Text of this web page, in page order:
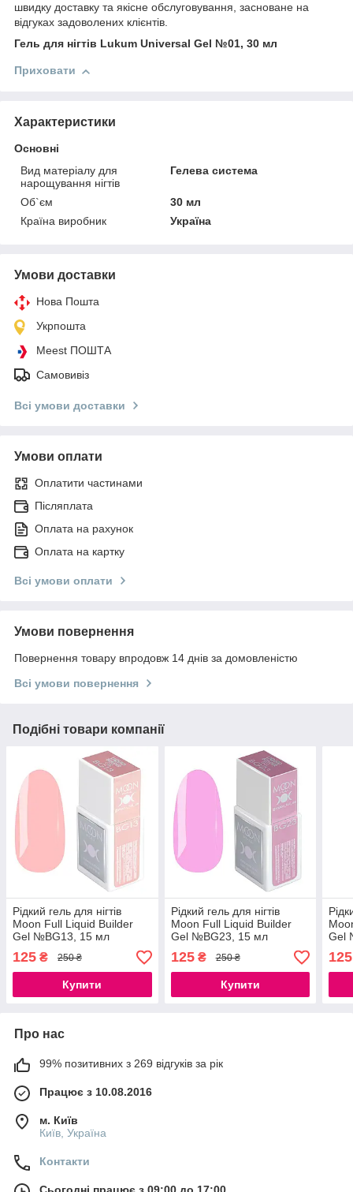
швидку доставку та якісне обслуговування, засноване на
відгуках задоволених клієнтів.
Гель для нігтів Lukum Universal Gel №01, 30 мл
Приховати
Характеристики
Основні
Вид матеріалу для
нарощування нігтів
Гелева система
Об`єм
30 мл
Країна виробник
Україна
Умови доставки
Нова Пошта
Укрпошта
Meest ПОШТА
Самовивіз
Всі умови доставки
Умови оплати
Оплатити частинами
Післяплата
Оплата на рахунок
Оплата на картку
Всі умови оплати
Умови повернення
Повернення товару впродовж 14 днів за домовленістю
Всі умови повернення
Подібні товари компанії
Рідкий гель для нігтів
Moon Full Liquid Builder
Gel №BG13, 15 мл
125 ₴ 250 ₴
Купити
Рідкий гель для нігтів
Moon Full Liquid Builder
Gel №BG23, 15 мл
125₴ 250 ₴
Купити
Gel
125
Про нас
99% позитивних з 269 відгуків за рік
Працює з 10.08.2016
м. Київ
Київ, Україна
Контакти